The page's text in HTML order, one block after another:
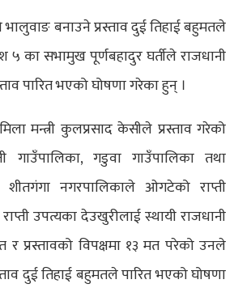
बनाउने प्रस्ताव दुई तिहाई बहुमतले
५ का सभामुख पूर्णबहादुर घर्तीले राजधानी
पारित भएको घोषणा गरेका हुन् ।
मन्त्री कुलप्रसाद केसीले प्रस्ताव गरेको
गाउँपालिका, गडुवा गाउँपालिका तथा
शीतगंगा नगरपालिकाले ओगटेको राप्ती
उपत्यका देउखुरीलाई स्थायी राजधानी
र प्रस्तावको विपक्षमा १३ मत परेको उनले
दुई तिहाई बहुमतले पारित भएको घोषणा